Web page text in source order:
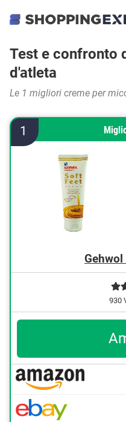
Test e confronto
d'atleta
Le 1 migliori creme per
1
930